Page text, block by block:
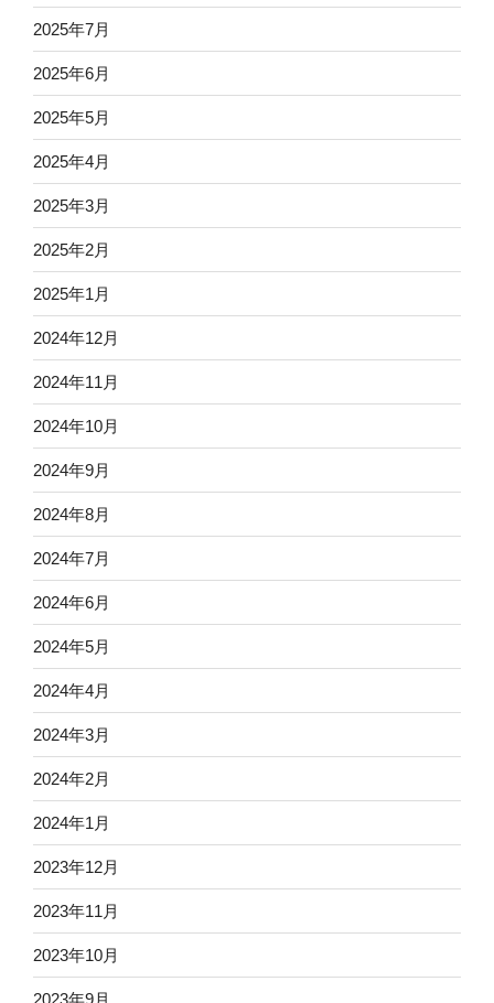
2025年7月
2025年6月
2025年5月
2025年4月
2025年3月
2025年2月
2025年1月
2024年12月
2024年11月
2024年10月
2024年9月
2024年8月
2024年7月
2024年6月
2024年5月
2024年4月
2024年3月
2024年2月
2024年1月
2023年12月
2023年11月
2023年10月
2023年9月